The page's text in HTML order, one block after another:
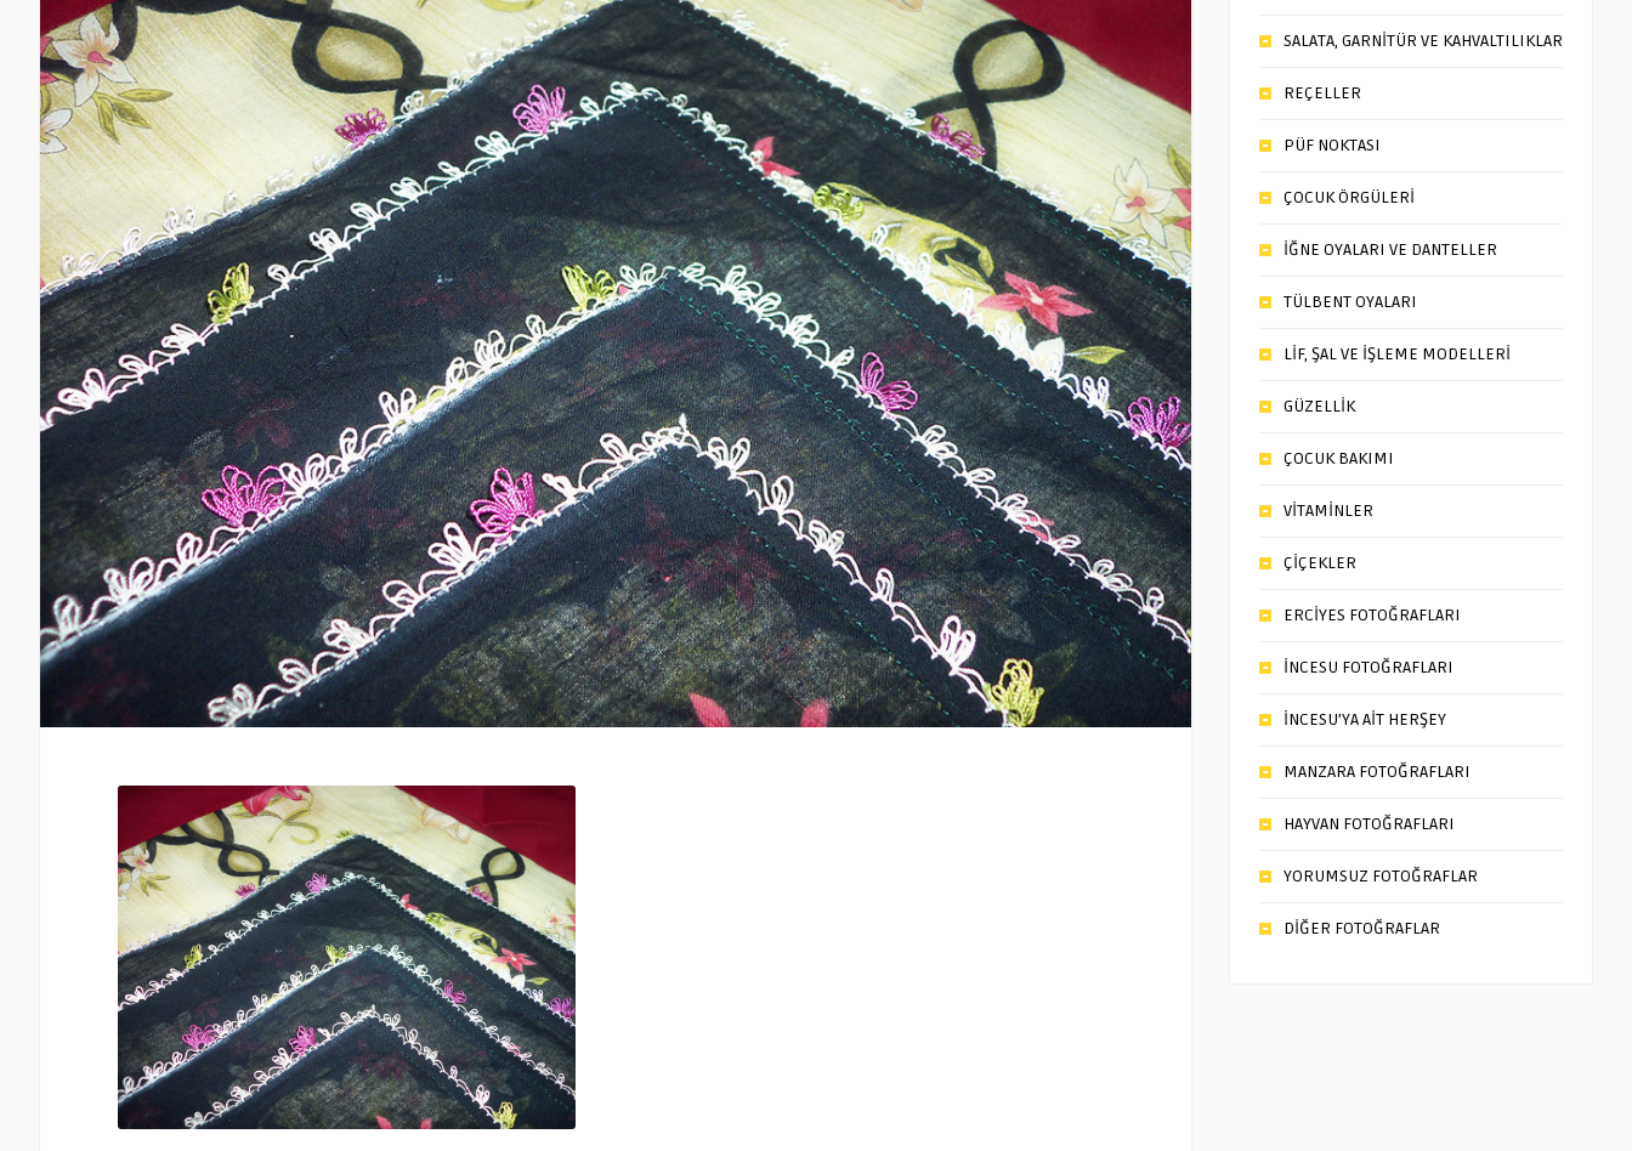
SALATA, GARNİTÜR VE KAHVALTILIKLAR
REÇELLER
PÜF NOKTASI
ÇOCUK ÖRGÜLERİ
İĞNE OYALARI VE DANTELLER
TÜLBENT OYALARI
LİF, ŞAL VE İŞLEME MODELLERİ
GÜZELLİK
ÇOCUK BAKIMI
VİTAMİNLER
ÇİÇEKLER
ERCİYES FOTOĞRAFLARI
İNCESU FOTOĞRAFLARI
İNCESU’YA AİT HERŞEY
MANZARA FOTOĞRAFLARI
HAYVAN FOTOĞRAFLARI
YORUMSUZ FOTOĞRAFLAR
DİĞER FOTOĞRAFLAR